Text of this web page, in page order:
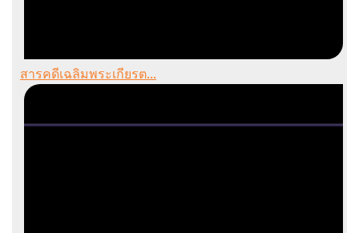
สารคดีเฉลิมพระเกียรต...